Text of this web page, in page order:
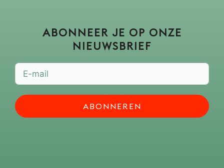
ABONNEER JE OP ONZE
NIEUWSBRIEF
ABONNEREN